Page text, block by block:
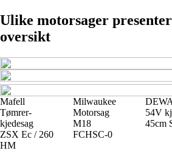
Ulike motorsager
oversikt
Mafell
Tømrer-
kjedesag
ZSX Ec / 260
HM
Milwaukee
Motorsag
M18
FCHSC-0
54V
45cm